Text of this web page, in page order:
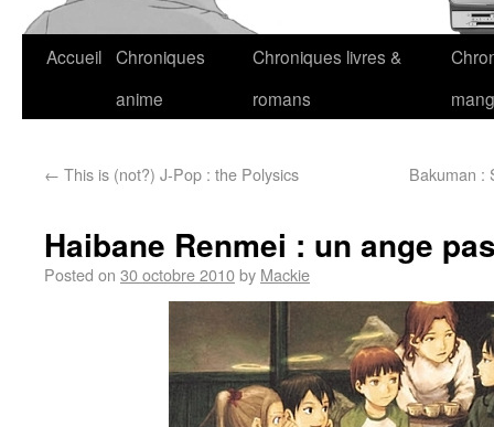
Accueil Chroniques
anime
Chroniques livres &
romans
← This is (not?) J-Pop : the Polysics Bakuman :
Haibane Renmei : un ange
Posted on 30 octobre 2010by Mackie